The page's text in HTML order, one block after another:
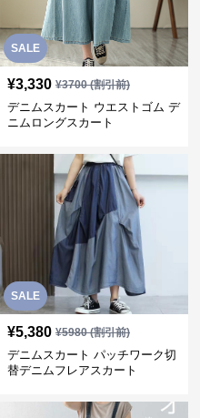
SALE
¥3,330 ¥3700(割引前)
デニムスカート ウエストゴム デ
ニムロングスカート
SALE
¥5,380 ¥5980(割引前)
デニムスカート パッチワーク切
替デニムフレアスカート